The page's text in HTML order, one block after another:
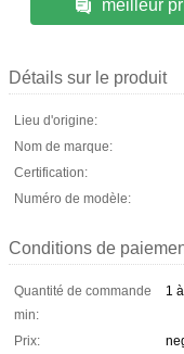
meilleur
Détails sur le produit
Lieu d'origine:
Nom de marque:
Certification:
Numéro de modèle:
Conditions de
Quantité de commande
min:
1
Prix: